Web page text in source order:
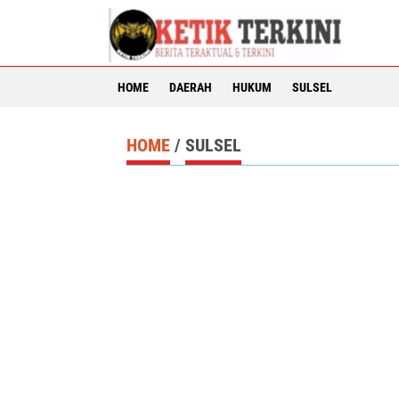
HOME DAERAH HUKUM SULSEL
HOME / SULSEL